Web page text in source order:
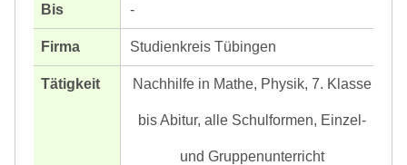
-
Studienkreis Tübingen
Nachhilfe in Mathe, Physik, 7. Klasse
bis Abitur, alle Schulformen, Einzel-
und Gruppenunterricht